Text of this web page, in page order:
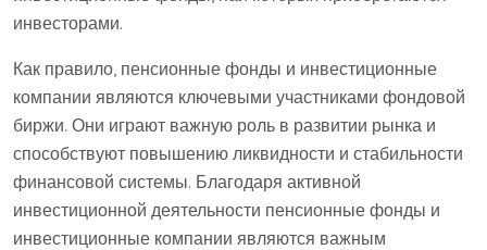
инвесторами.
Как правило, пенсионные фонды и инвестиционные
компании являются ключевыми участниками фондовой
биржи. Они играют важную роль в развитии рынка и
способствуют повышению ликвидности и стабильности
финансовой системы. Благодаря активной
инвестиционной деятельности пенсионные фонды и
инвестиционные компании являются важным